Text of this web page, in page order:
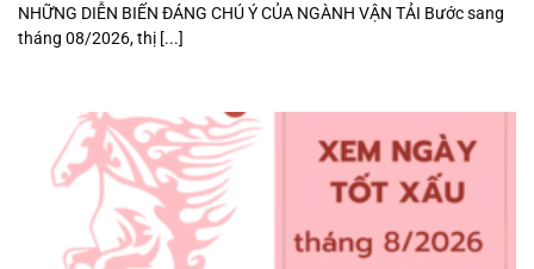
NHỮNG DIỄN BIẾN ĐÁNG CHÚ Ý CỦA NGÀNH VẬN TẢI Bước sang
tháng 08/2026, thị [...]